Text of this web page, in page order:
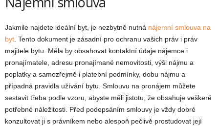
Jakmile najdete ideální byt, je nezbytně nutná nájemní smlouva na
byt . Tento dokument je zásadní pro ochranu vašich práv i práv
majitele bytu. Měla by obsahovat kontaktní údaje nájemce i
pronajímatele, adresu pronajímané nemovitosti, výši nájmu a
poplatky a samozřejmě i platební podmínky, dobu nájmu a
případná pravidla užívání bytu. Smlouvu na pronájem můžete
sestavit třeba podle vzoru, abyste měli jistotu, že obsahuje veškeré
potřebné náležitosti. Před podepsáním smlouvy je vždy dobré
konzultovat ji s právníkem nebo alespoň pečlivě prostudovat její